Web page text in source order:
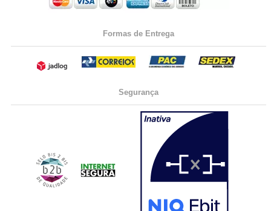
Formas de Entrega
Segurança